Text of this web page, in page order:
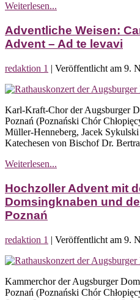
Weiterlesen...
–
Konzert
Nr.
Adventliche Weisen:
Advent – Ad te levavi
redaktion 1 | Veröffentlicht am 9.
Adventliche
Cantate
Domino
zum
1.
–
te
levavi
Karl-Kraft-Chor der Augsburger
Poznań (Poznański Chór
Müller-Henneberg, Jacek Sykulski
Katechesen von Bischof Dr.
Weiterlesen...
Cantate
Domino
zum
–
te
Hochzoller Advent mit
Domsingknaben und
Poznań
redaktion 1 | Veröffentlicht am 9.
Hochzoller
mit
den
Kammerchor der Augsburger
Poznań (Poznański Chór